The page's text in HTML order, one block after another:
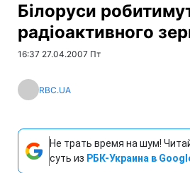
Білоруси
радіоактивного
16:37 27.04.2007 Пт
RBC.UA
Не трать время на шум!
суть из РБК-Украина в